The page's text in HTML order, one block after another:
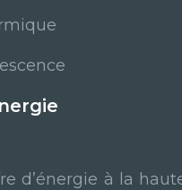
d’énergie à la